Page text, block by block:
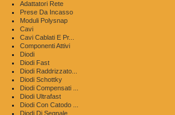
Adattatori Rete
Prese Da Incasso
Moduli Polysnap
Cavi
Cavi Cablati E Pr...
Componenti Attivi
Diodi
Diodi Fast
Diodi Raddrizzato...
Diodi Schottky
Diodi Compensati ...
Diodi Ultrafast
Diodi Con Catodo ...
Diodi Di Segnale